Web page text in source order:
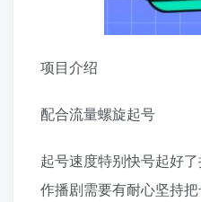
项目介绍
配合流量螺旋起号
起号速度特别快号起好
作播剧需要有耐心坚持